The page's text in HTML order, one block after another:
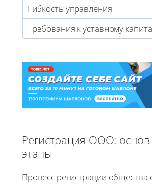
Гибкость управления
Требования к уставному
Регистрация ООО:
этапы
Процесс регистрации общества